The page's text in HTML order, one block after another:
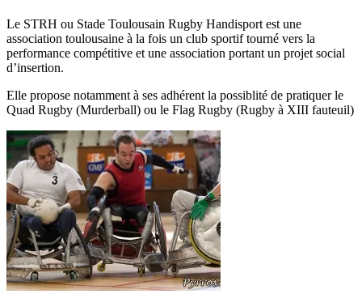
Le STRH ou Stade Toulousain Rugby Handisport est une
association toulousaine à la fois un club sportif tourné vers la
performance compétitive et une association portant un projet social
d’insertion.
Elle propose notamment à ses adhérent la possiblité de pratiquer le
Quad Rugby (Murderball) ou le Flag Rugby (Rugby à XIII fauteuil)